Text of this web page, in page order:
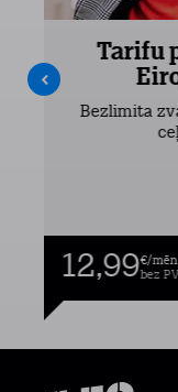
Tarifu
Bezlimita
12,99€/
bez